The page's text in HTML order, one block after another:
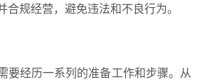
合规经营，避免违法和不良行为。
要经历一系列的准备工作和步骤。从